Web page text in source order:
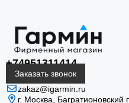
+74951311414
Заказать звонок
zakaz@igarmin.ru
г. Москва,